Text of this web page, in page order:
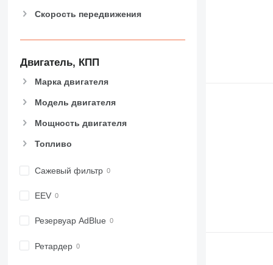
918
926
930
931
953
962
963
972
980
Скорость передвижения
Двигатель, КПП
Марка двигателя
Модель двигателя
Мощность двигателя
Топливо
Сажевый фильтр
EEV
Резервуар AdBlue
Ретардер